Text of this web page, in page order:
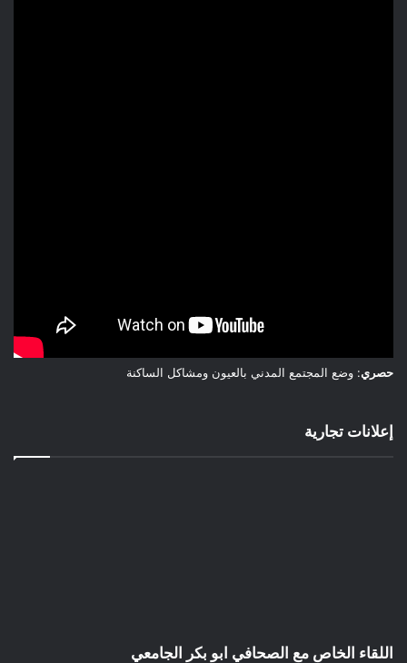
حصري: وضع المجتمع المدني بالعيون ومشاكل الساكنة
إعلانات تجارية
اللقاء الخاص مع الصحافي ابو بكر الجامعي